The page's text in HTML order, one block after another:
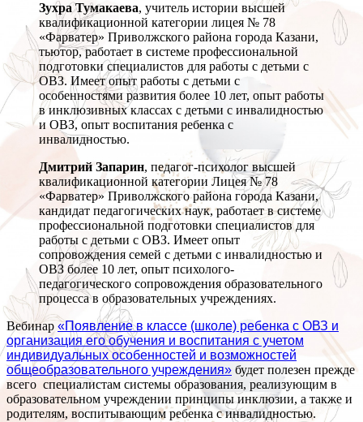
Зухра Тумакаева, учитель истории высшей
квалификационной категории лицея № 78
«Фарватер» Приволжского района города Казани,
тьютор, работает в системе профессиональной
подготовки специалистов для работы с детьми с
ОВЗ. Имеет опыт работы с детьми с
особенностями развития более 10 лет, опыт работы
в инклюзивных классах с детьми с инвалидностью
и ОВЗ, опыт воспитания ребенка с
инвалидностью.
Дмитрий Запарин, педагог-психолог высшей
квалификационной категории Лицея № 78
«Фарватер» Приволжского района города Казани,
кандидат педагогических наук, работает в системе
профессиональной подготовки специалистов для
работы с детьми с ОВЗ. Имеет опыт
сопровождения семей с детьми с инвалидностью и
ОВЗ более 10 лет, опыт психолого-
педагогического сопровождения образовательного
процесса в образовательных учреждениях.
Вебинар «Появление в классе (школе) ребенка с ОВЗ и
организация его обучения и воспитания с учетом
индивидуальных особенностей и возможностей
общеобразовательного учреждения» будет полезен прежде
всего специалистам системы образования, реализующим в
образовательном учреждении принципы инклюзии, а также и
родителям, воспитывающим ребенка с инвалидностью.